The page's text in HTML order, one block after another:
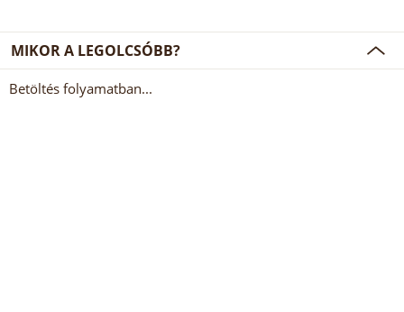
MIKOR A LEGOLCSÓBB?
Betöltés folyamatban...